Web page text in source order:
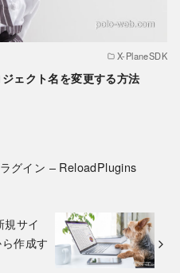
X-PlaneSDK
ェクト名を変更する方法
グイン – ReloadPlugins
サイ
作成す